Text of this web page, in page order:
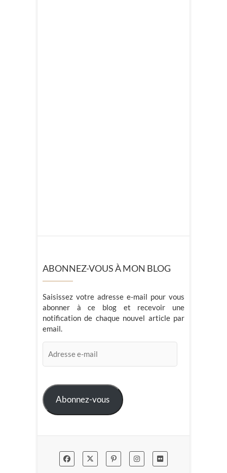
ABONNEZ-VOUS À MON BLOG
Saisissez votre adresse e-mail pour vous
abonner à ce blog et recevoir une
notification de chaque nouvel article par
email.
e-
mail
Abonnez-vous